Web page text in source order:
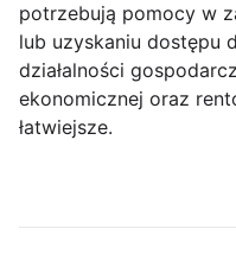
potrzebują pomocy w
lub uzyskaniu dostępu
działalności
ekonomicznej oraz
łatwiejsze.